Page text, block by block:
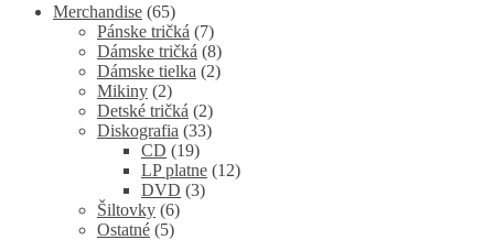
Merchandise (65)
Pánske tričká (7)
Dámske tričká (8)
Dámske tielka (2)
Mikiny (2)
Detské tričká (2)
Diskografia (33)
CD (19)
LP platne (12)
DVD (3)
Šiltovky (6)
Ostatné (5)